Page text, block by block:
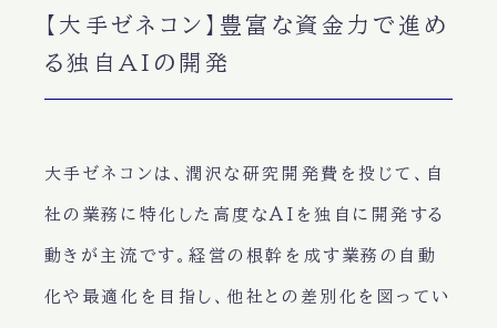
【大手ゼネコン】豊富な資金力で進め
る独自AIの開発
大手ゼネコンは、潤沢な研究開発費を投じて、自
社の業務に特化した高度なAIを独自に開発する
動きが主流です。経営の根幹を成す業務の自動
化や最適化を目指し、他社との差別化を図ってい